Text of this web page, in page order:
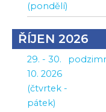
(pondělí)
ŘÍJEN 2026
29. - 30.
10. 2026
(čtvrtek -
pátek)